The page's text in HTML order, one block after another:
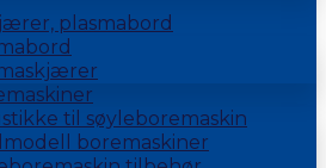
plasmabord
til søyleboremaskin
boremaskiner